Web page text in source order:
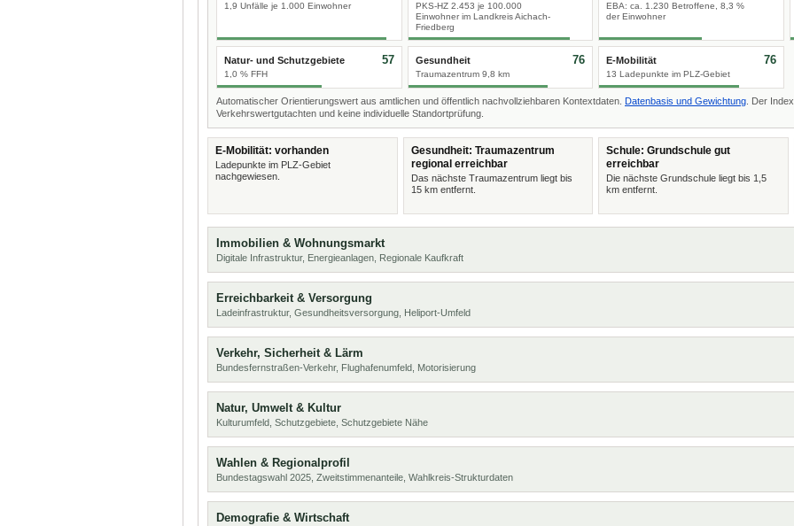
1,9 Unfälle je 1.000 Einwohner
PKS-HZ 2.453 je 100.000
Einwohner im Landkreis Aichach-
Friedberg
EBA: ca. 1.230 Betroffene, 8,3 %
der Einwohner
Natur- und Schutzgebiete
1,0 % FFH
57 Gesundheit
Traumazentrum 9,8 km
76 E-Mobilität
13 Ladepunkte im PLZ-Gebiet
76
Automatischer Orientierungswert aus amtlichen und öffentlich nachvollziehbaren Kontextdaten. Datenbasis und Gewichtung . Der
Verkehrswertgutachten und keine individuelle Standortprüfung.
E-Mobilität: vorhanden
Ladepunkte im PLZ-Gebiet
nachgewiesen.
Gesundheit: Traumazentrum
regional erreichbar
Das nächste Traumazentrum liegt bis
15 km entfernt.
Schule: Grundschule gut
erreichbar
Die nächste Grundschule liegt bis 1,5
km entfernt.
Immobilien & Wohnungsmarkt
Digitale Infrastruktur, Energieanlagen, Regionale Kaufkraft
Erreichbarkeit & Versorgung
Ladeinfrastruktur, Gesundheitsversorgung, Heliport-Umfeld
Verkehr, Sicherheit & Lärm
Bundesfernstraßen-Verkehr, Flughafenumfeld, Motorisierung
Natur, Umwelt & Kultur
Kulturumfeld, Schutzgebiete, Schutzgebiete Nähe
Wahlen & Regionalprofil
Bundestagswahl 2025, Zweitstimmenanteile, Wahlkreis-Strukturdaten
Demografie & Wirtschaft